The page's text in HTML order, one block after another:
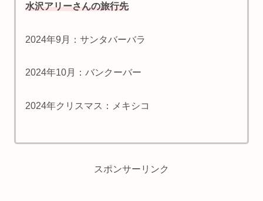
水沢アリーさんの旅行先
2024年9月：サンタバーバラ
2024年10月：バンクーバー
2024年クリスマス：メキシコ
スポンサーリンク